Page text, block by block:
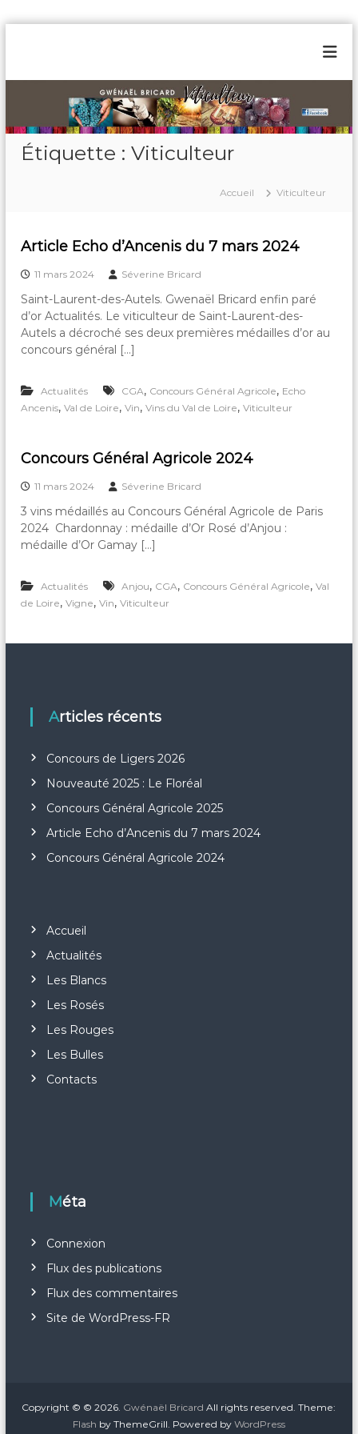
e
u
w
a
ë
c
a
r
d
u
l
t
a
n
L
a
u
r
t
d
u
e
Étiquette :Viticulteur
Accueil Viticulteur
Article Echo d’Ancenis du 7 mars 2024
11 mars 2024 Séverine Bricard
Saint-Laurent-des-Autels. Gwenaël Bricard enfin paré
d’or Actualités. Le viticulteur de Saint-Laurent-des-
Autels a décroché ses deux premières médailles d’or au
concours général […]
Actualités CGA, Concours Général Agricole, Echo
Ancenis,Val de Loire,Vin,Vins du Val de Loire,Viticulteur
Concours Général Agricole 2024
11 mars 2024 Séverine Bricard
3 vins médaillés au Concours Général Agricole de Paris
2024 Chardonnay : médaille d’Or Rosé d’Anjou :
médaille d’Or Gamay […]
Actualités Anjou, CGA, Concours Général Agricole,Val
de Loire,Vigne,Vin,Viticulteur
Articles récents
Concours de Ligers 2026
Nouveauté 2025 : Le Floréal
Concours Général Agricole 2025
Article Echo d’Ancenis du 7 mars 2024
Concours Général Agricole 2024
Accueil
Actualités
Les Blancs
Les Rosés
Les Rouges
Les Bulles
Contacts
Méta
Connexion
Flux des publications
Flux des commentaires
Site de WordPress-FR
Copyright © © 2026. Gwénaël Bricard All rights reserved. Theme:
Flash by ThemeGrill. Powered by WordPress